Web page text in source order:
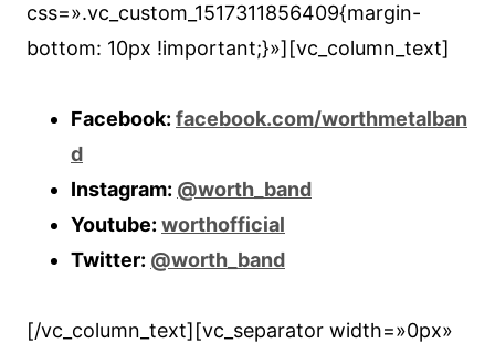
css=».vc_custom_1517311856409{margin-
bottom: 10px !important;}»][vc_column_text]
Facebook: facebook.com/worthmetalban
d
Instagram: @worth_band
Youtube: worthofficial
Twitter: @worth_band
[/vc_column_text][vc_separator width=»0px»